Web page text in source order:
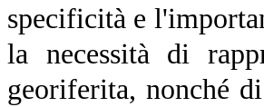
specificità e
la necessità di
georiferita, nonché